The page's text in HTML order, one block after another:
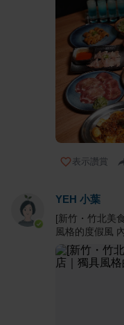
表示讚賞
YEH 小葉
[新竹・竹北美
風格的度假風